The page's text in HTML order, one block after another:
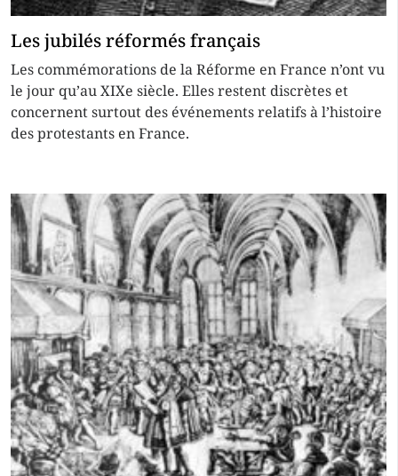
Les jubilés réformés français
Les commémorations de la Réforme en France n’ont vu
le jour qu’au XIXe siècle. Elles restent discrètes et
concernent surtout des événements relatifs à l’histoire
des protestants en France.